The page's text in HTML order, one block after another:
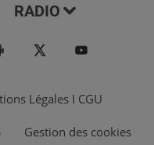
RADIO
Légales I CGU
Gestion des cookies